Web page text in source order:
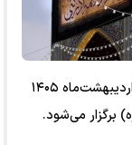
ویژه‌برنامه‌های مرکز تخصصی نماز روز شنبه ۲۶ اردیبهشت‌ماه ۱۴۰۵
برگزار می‌شود.